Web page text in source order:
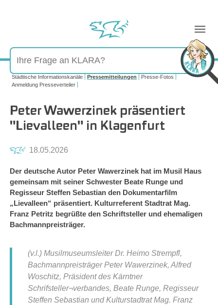
Sie sind hier:
Städtische Informationskanäle Pressemitteilungen
Presse-Fotos
Anmeldung Presseverteiler
Peter Wawerzinek präsentiert
"Lievalleen" in Klagenfurt
18.05.2026
Der deutsche Autor Peter Wawerzinek hat im Musil Haus
gemeinsam mit seiner Schwester Beate Runge und
Regisseur Steffen Sebastian den Dokumentarfilm
„Lievalleen“ präsentiert. Kulturreferent Stadtrat Mag.
Franz Petritz begrüßte den Schriftsteller und ehemaligen
Bachmannpreisträger.
(v.l.) Musilmuseumsleiter Dr. Heimo Strempfl,
Bachmannpreisträger Peter Wawerzinek, Alfred
Woschitz, Präsident des Kärntner
Schrifsteller¬verbandes, Beate Runge, Regisseur
Steffen Sebastian und Kulturstadtrat Mag. Franz